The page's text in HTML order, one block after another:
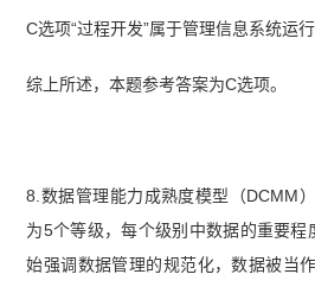
C选项“过程开发”属于管理信息系统运
综上所述，本题参考答案为C选项。
8.数据管理能力成熟度模型（DCMM
为5个等级，每个级别中数据的重要
始强调数据管理的规范化，数据被当